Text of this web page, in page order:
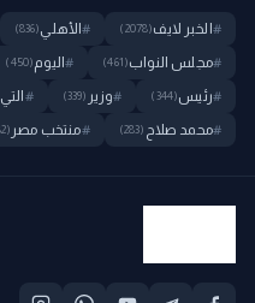
# الخبر لايف(2078)
#الأهلي(836)
#مجلس النواب(461)
#اليوم(450)
#رئيس(344)
#وزير (339)
# التي
#محمد صلاح (283)
#منتخب مصر (282)